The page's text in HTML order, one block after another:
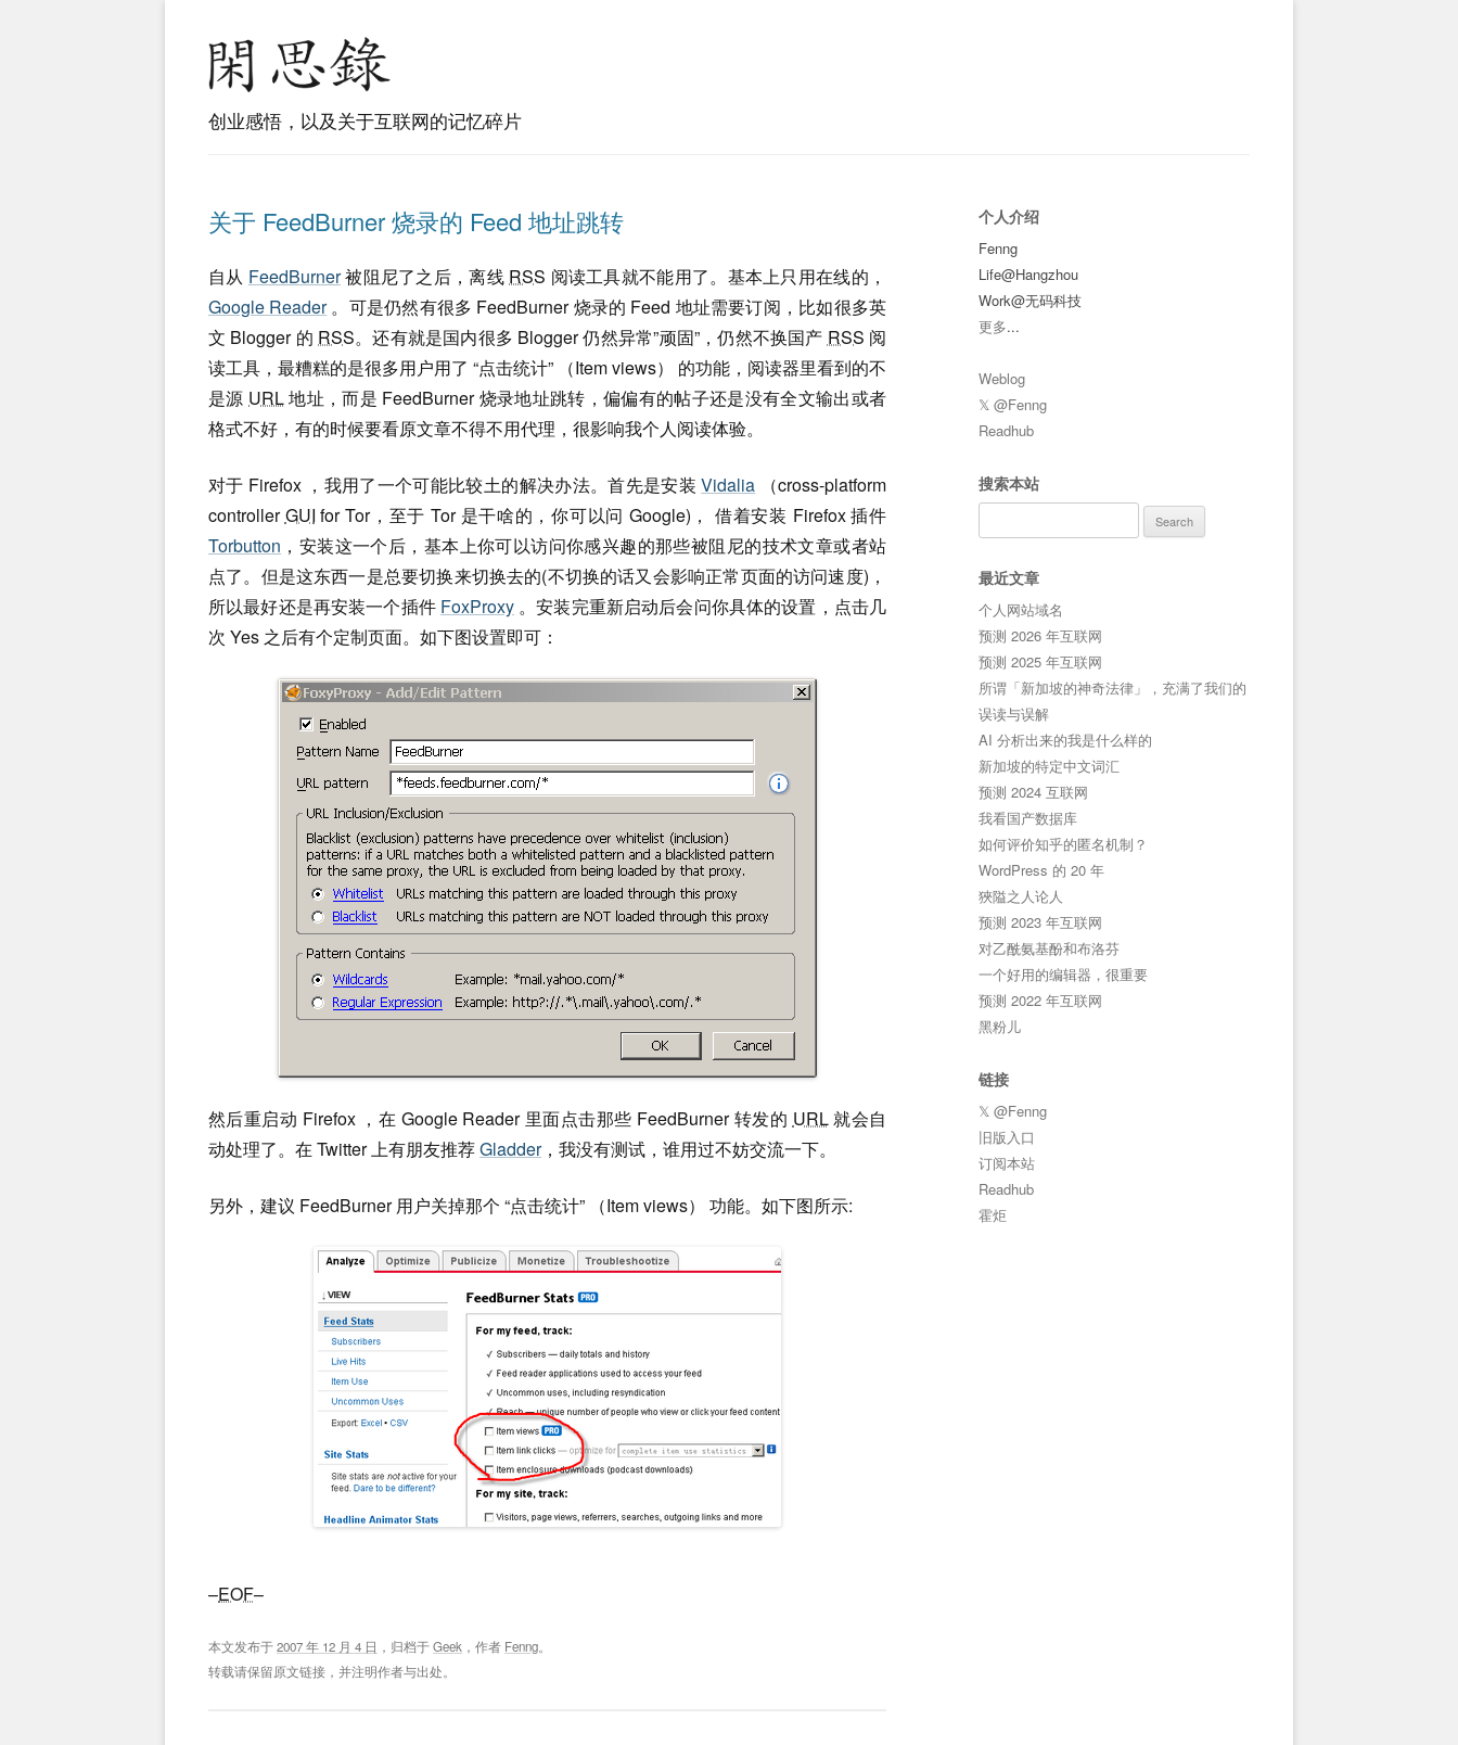
创业感悟，以及关于互联网的记忆碎片
关于 FeedBurner 烧录的 Feed 地址跳转
自从 FeedBurner被阻尼了之后，离线 RSS 阅读工具就不能用了。基本上只用在线的，
Google Reader。可是仍然有很多 FeedBurner 烧录的 Feed 地址需要订阅，比如很多英
文 Blogger 的 RSS。还有就是国内很多 Blogger 仍然异常”顽固”，仍然不换国产 RSS 阅
读工具，最糟糕的是很多用户用了 “点击统计” （Item views） 的功能，阅读器里看到的不
是源 URL地址，而是 FeedBurner 烧录地址跳转，偏偏有的帖子还是没有全文输出或者
格式不好，有的时候要看原文章不得不用代理，很影响我个人阅读体验。
对于 Firefox ，我用了一个可能比较土的解决办法。首先是安装Vidalia （cross-platform
controllerGUI for Tor，至于 Tor 是干啥的，你可以问 Google)， 借着安装 Firefox 插件
Torbutton ，安装这一个后，基本上你可以访问你感兴趣的那些被阻尼的技术文章或者站
点了。但是这东西一是总要切换来切换去的(不切换的话又会影响正常页面的访问速度)，
所以最好还是再安装一个插件 FoxProxy 。安装完重新启动后会问你具体的设置，点击几
次 Yes 之后有个定制页面。如下图设置即可：
然后重启动 Firefox ，在 Google Reader 里面点击那些 FeedBurner 转发的 URL就会自
动处理了。在 Twitter 上有朋友推荐Gladder，我没有测试，谁用过不妨交流一下。
另外，建议 FeedBurner 用户关掉那个 “点击统计” （Item views） 功能。如下图所示:
–EOF–
本文发布于2007 年 12 月 4 日 ，归档于Geek ，作者 Fenng。
转载请保留原文链接，并注明作者与出处。
个人介绍
Fenng
Life@Hangzhou
Work@无码科技
更多...
Weblog
𝕏 @Fenng
Readhub
搜索本站
for:
最近文章
个人网站域名
预测 2026 年互联网
预测 2025 年互联网
所谓「新加坡的神奇法律」，充满了我们的
误读与误解
AI 分析出来的我是什么样的
新加坡的特定中文词汇
预测 2024 互联网
我看国产数据库
如何评价知乎的匿名机制？
WordPress 的 20 年
狹隘之人论人
预测 2023 年互联网
对乙酰氨基酚和布洛芬
一个好用的编辑器，很重要
预测 2022 年互联网
黑粉儿
链接
𝕏 @Fenng
旧版入口
订阅本站
Readhub
霍炬